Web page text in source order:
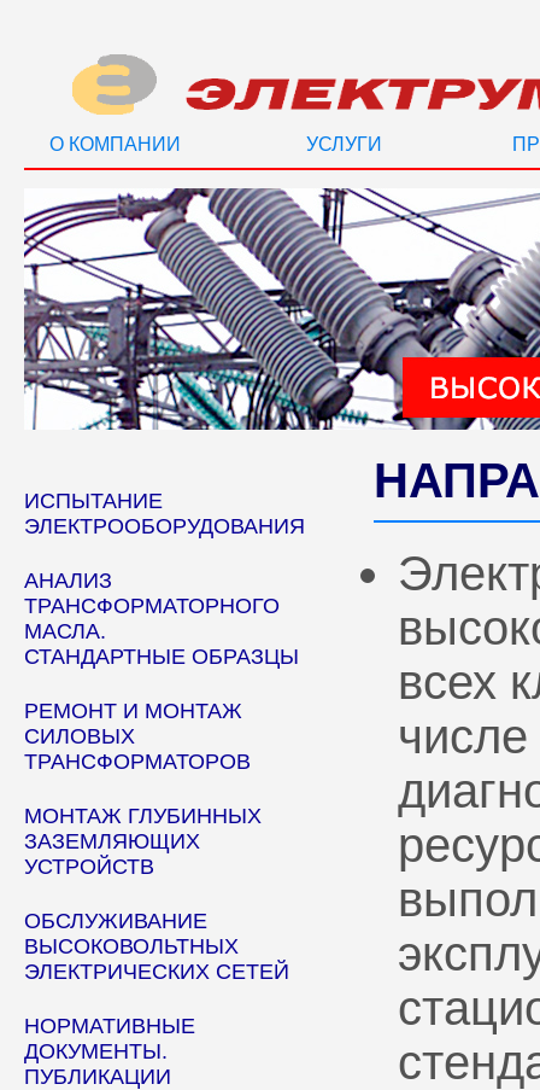
О КОМПАНИИ УСЛУГИ
ИСПЫТАНИЕ
ЭЛЕКТРООБОРУДОВАНИЯ
АНАЛИЗ
ТРАНСФОРМАТОРНОГО
МАСЛА.
СТАНДАРТНЫЕ ОБРАЗЦЫ
РЕМОНТ И МОНТАЖ
СИЛОВЫХ
ТРАНСФОРМАТОРОВ
МОНТАЖ ГЛУБИННЫХ
ЗАЗЕМЛЯЮЩИХ
УСТРОЙСТВ
ОБСЛУЖИВАНИЕ
ВЫСОКОВОЛЬТНЫХ
ЭЛЕКТРИЧЕСКИХ СЕТЕЙ
НОРМАТИВНЫЕ
ДОКУМЕНТЫ.
ПУБЛИКАЦИИ
всех